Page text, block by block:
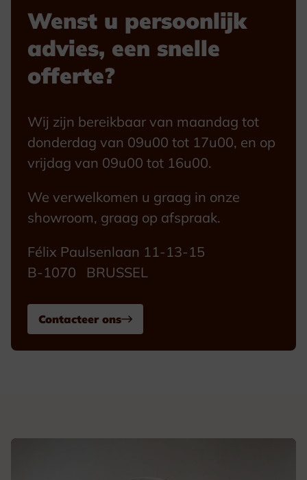
Wenst u persoonlijk
advies, een snelle
offerte?
Wij zijn bereikbaar van maandag tot
donderdag van 09u00 tot 17u00, en op
vrijdag van 09u00 tot 16u00.
We verwelkomen u graag in onze
showroom, graag op afspraak.
Félix Paulsenlaan 11-13-15
B-1070 BRUSSEL
Contacteer ons